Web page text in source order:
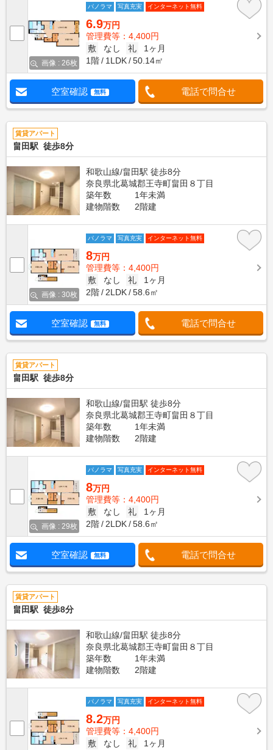
画像 : 26枚
パノラマ 写真充実 インターネット無料
6.9万円
管理費等：4,400円
敷
なし 礼
1ヶ月
1階
1LDK 50.14㎡
空室確認 無料 電話で問合せ
賃貸アパート
畠田駅 徒歩8分
和歌山線/畠田駅 徒歩8分
奈良県北葛城郡王寺町畠田８丁目
築年数
1年未満
建物階数
2階建
画像 : 30枚
パノラマ 写真充実 インターネット無料
8万円
管理費等：4,400円
敷
なし 礼
1ヶ月
2階
2LDK 58.6㎡
空室確認 無料 電話で問合せ
賃貸アパート
畠田駅 徒歩8分
和歌山線/畠田駅 徒歩8分
奈良県北葛城郡王寺町畠田８丁目
築年数
1年未満
建物階数
2階建
画像 : 29枚
パノラマ 写真充実 インターネット無料
8万円
管理費等：4,400円
敷
なし 礼
1ヶ月
2階
2LDK 58.6㎡
空室確認 無料 電話で問合せ
賃貸アパート
畠田駅 徒歩8分
和歌山線/畠田駅 徒歩8分
奈良県北葛城郡王寺町畠田８丁目
築年数
1年未満
建物階数
2階建
パノラマ 写真充実 インターネット無料
8.2万円
管理費等：4,400円
敷
なし 礼
1ヶ月